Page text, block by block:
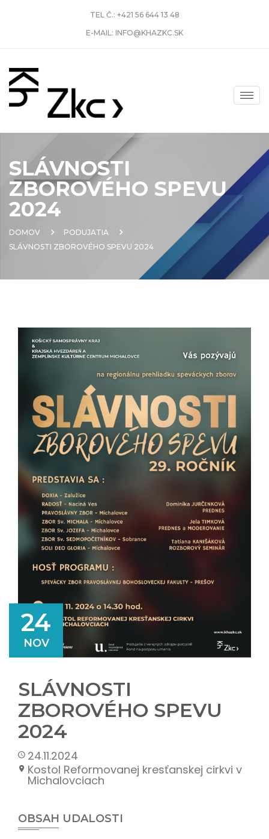
TEL Č.: +421 56 644 13 48
E-MAIL: INFO@KHAZKC.SK
SLÁVNOSTI
ZBOROVÉHO SPEVU
2024
DOMOV
PODUJATIA
SLÁVNOSTI ZBOROVÉHO SPEVU 2024
24
NOV
SLÁVNOSTI
ZBOROVÉHO SPEVU
2024
24.11.2024
Kostol Reformovanej kresťanskej cirkvi v
Michalovciach
OBSAH UDALOSTI